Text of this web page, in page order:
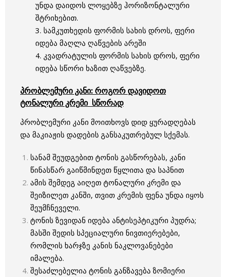
უნდა დაიდოს ლოყებზე ჰორიზონტალური
შტრიხებით.
3. სამკუთხედის ფორმის სახის დროს, ფერი
იდება მაღლა ღაწვების არეში
4. კვადრატულის ფორმის სახის დროს, ფერი
იდება სწორი ხაზით ღაწვებზე.
პრობლემური კანი: როგორ დავიდოთ
ტონალური კრემი სწორად
პრობლემური კანი მოითხოვს დიდ ყურადღებას
და მაკიაჟის დადების განსაკუთრებულ სქემას.
სანამ შეუდგებით ტონის გასწორებას, კანი
წინასწარ გაიწმინდეთ წყლითა და საპნით
ამის შემდეგ აიღეთ ტონალური კრემი და
შეიზილეთ კანში, თვით კრემის ფენა უნდა იყოს
შეუმჩნეველი.
ტონის ზევიდან იდება ანტისეპტიკური პუდრა;
მასში შედის სპეციალური ნივთიერებები,
რომლის ხარჯზე კანის ნაკლოვანებები
იმალება.
შესაძლებელია ტონის განზავება ზომიერი